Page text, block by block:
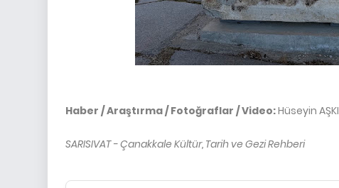
Haber / Araştırma / Fotoğraflar / Video:Hüseyin AŞKI
SARISIVAT - Çanakkale Kültür, Tarih ve Gezi Rehberi